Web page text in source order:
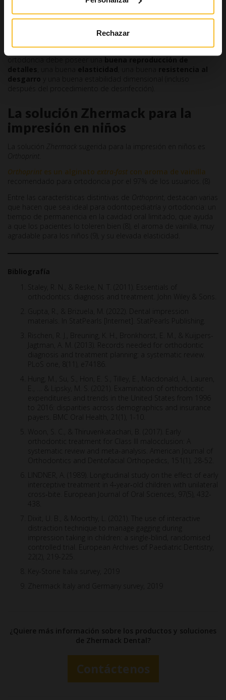
Rechazar
El aroma es otro punto fundamental: a nivel psicológico, un
aroma agradable para el niño mejora la probabilidad de que se
Además de estas características, un buen alginato para
La solución Zhermack para la
impresión en niños
sugerida para la impresión en niños es
Orthoprint es un alginato extra-fast con aroma de vainilla
recomendado para ortodoncia por el 97% de los usuarios. (8)
Entre las características distintivas de
, destacan varias
que hacen que sea ideal para odontopediatría y ortodoncia: un
tiempo de permanencia en la cavidad oral limitado, que ayuda
a que los pacientes lo toleren bien (8), el aroma de vainilla, muy
agradable para los niños (9), y su elevada elasticidad.
Bibliografía
Staley, R. N., & Reske, N. T. (2011). Essentials of
orthodontics: diagnosis and treatment. John Wiley & Sons.
Gupta, R., & Brizuela, M. (2022). Dental impression
materials. In StatPearls [Internet]. StatPearls Publishing.
Rischen, R. J., Breuning, K. H., Bronkhorst, E. M., & Kuijpers-
Jagtman, A. M. (2013). Records needed for orthodontic
diagnosis and treatment planning: a systematic review.
PLoS one, 8(11), e74186.
Hung, M., Su, S., Hon, E. S., Tilley, E., Macdonald, A., Lauren,
E., … & Lipsky, M. S. (2021). Examination of orthodontic
expenditures and trends in the United States from 1996
to 2016: disparities across demographics and insurance
payers. BMC Oral Health, 21(1), 1-10.
Woon, S. C., & Thiruvenkatachari, B. (2017). Early
orthodontic treatment for Class III malocclusion: A
systematic review and meta-analysis. American Journal of
Orthodontics and Dentofacial Orthopedics, 151(1), 28-52.
LINDNER, A. (1989). Longitudinal study on the effect of early
interceptive treatment in 4‐year‐old children with unilateral
cross‐bite. European Journal of Oral Sciences, 97(5), 432-
438.
Dixit, U. B., & Moorthy, L. (2021). The use of interactive
distraction technique to manage gagging during
impression taking in children: a single-blind, randomised
controlled trial. European Archives of Paediatric Dentistry,
Key-Stone Italia survey, 2019
Zhermack Italy and Germany survey, 2019
¿Quiere más información sobre los productos y soluciones
de Zhermack Dental?
Contáctenos